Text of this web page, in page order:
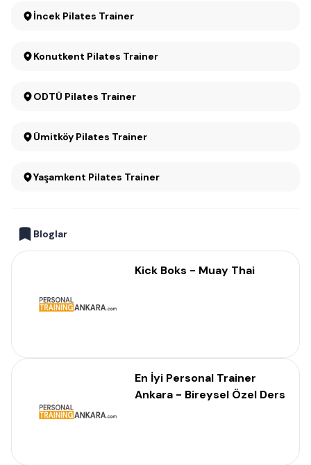
İncek Pilates Trainer
Konutkent Pilates Trainer
ODTÜ Pilates Trainer
Ümitköy Pilates Trainer
Yaşamkent Pilates Trainer
Bloglar
Kick Boks - Muay Thai
En İyi Personal Trainer
Ankara - Bireysel Özel Ders